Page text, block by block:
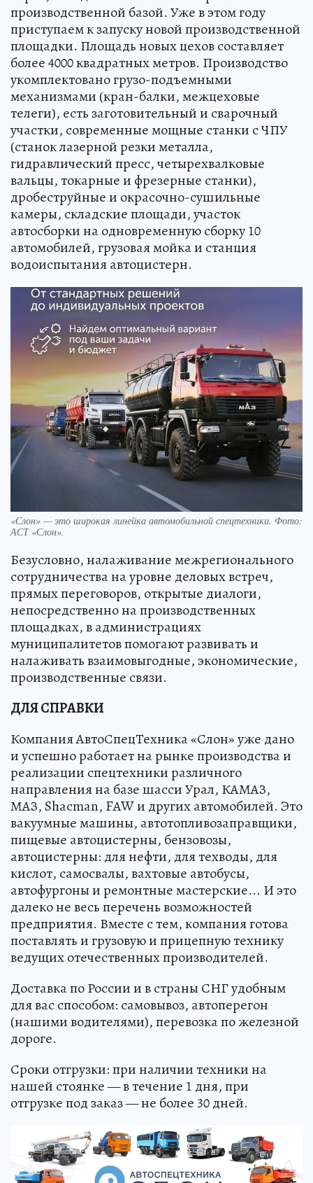
производственной базой. Уже в этом году
приступаем к запуску новой производственной
площадки. Площадь новых цехов составляет
более 4000 квадратных метров. Производство
укомплектовано грузо-подъемными
механизмами (кран-балки, межцеховые
телеги), есть заготовительный и сварочный
участки, современные мощные станки с ЧПУ
(станок лазерной резки металла,
гидравлический пресс, четырехвалковые
вальцы, токарные и фрезерные станки),
дробеструйные и окрасочно-сушильные
камеры, складские площади, участок
автосборки на одновременную сборку 10
автомобилей, грузовая мойка и станция
водоиспытания автоцистерн.
«Слон» — это широкая линейка автомобильной спецтехники. Фото:
АСТ «Слон».
Безусловно, налаживание межрегионального
сотрудничества на уровне деловых встреч,
прямых переговоров, открытые диалоги,
непосредственно на производственных
площадках, в администрациях
муниципалитетов помогают развивать и
налаживать взаимовыгодные, экономические,
производственные связи.
ДЛЯ СПРАВКИ
Компания АвтоСпецТехника «Слон» уже дано
и успешно работает на рынке производства и
реализации спецтехники различного
направления на базе шасси Урал, КАМАЗ,
МАЗ, Shacman, FAW и других автомобилей. Это
вакуумные машины, автотопливозаправщики,
пищевые автоцистерны, бензовозы,
автоцистерны: для нефти, для техводы, для
кислот, самосвалы, вахтовые автобусы,
автофургоны и ремонтные мастерские... И это
далеко не весь перечень возможностей
предприятия. Вместе с тем, компания готова
поставлять и грузовую и прицепную технику
ведущих отечественных производителей.
Доставка по России и в страны СНГ удобным
для вас способом: самовывоз, автоперегон
(нашими водителями), перевозка по железной
дороге.
Сроки отгрузки: при наличии техники на
нашей стоянке — в течение 1 дня, при
отгрузке под заказ — не более 30 дней.